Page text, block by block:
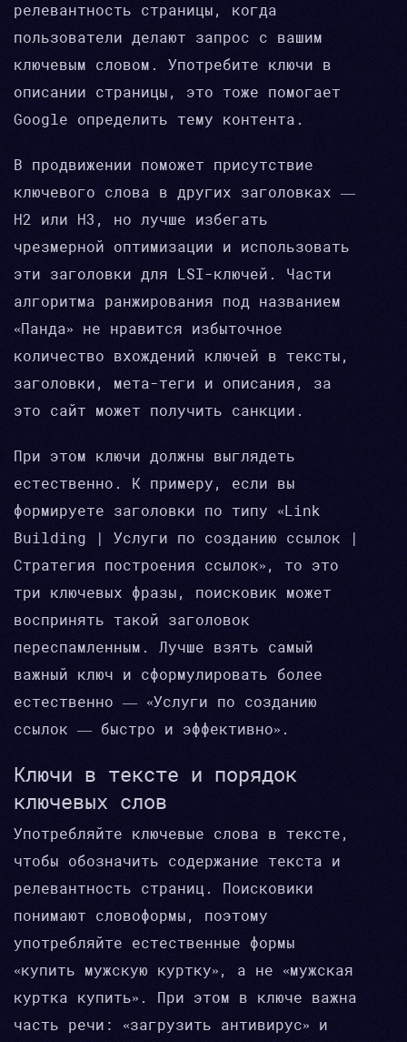
релевантность страницы, когда
пользователи делают запрос с вашим
ключевым словом. Употребите ключи в
описании страницы, это тоже помогает
Google определить тему контента.
В продвижении поможет присутствие
ключевого слова в других заголовках —
H2 или H3, но лучше избегать
чрезмерной оптимизации и использовать
эти заголовки для LSI-ключей. Части
алгоритма ранжирования под названием
«Панда» не нравится избыточное
количество вхождений ключей в тексты,
заголовки, мета-теги и описания, за
это сайт может получить санкции.
При этом ключи должны выглядеть
естественно. К примеру, если вы
формируете заголовки по типу «Link
Building | Услуги по созданию ссылок |
Стратегия построения ссылок», то это
три ключевых фразы, поисковик может
воспринять такой заголовок
переспамленным. Лучше взять самый
важный ключ и сформулировать более
естественно — «Услуги по созданию
ссылок — быстро и эффективно».
Ключи в тексте и порядок
ключевых слов
Употребляйте ключевые слова в тексте,
чтобы обозначить содержание текста и
релевантность страниц. Поисковики
понимают словоформы, поэтому
употребляйте естественные формы
«купить мужскую куртку», а не «мужская
куртка купить». При этом в ключе важна
часть речи: «загрузить антивирус» и